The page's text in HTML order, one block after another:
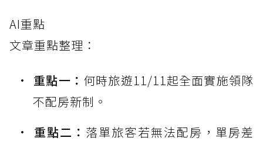
AI重點
文章重點整理：
重點一： 何時旅遊11/11起全面實施領隊
不配房新制。
重點二： 落單旅客若無法配房，單房差